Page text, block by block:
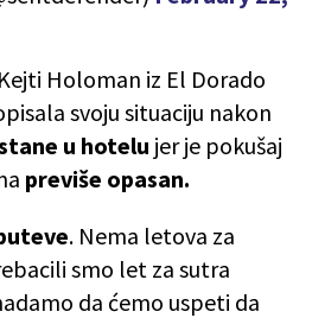
Holoman iz El Dorado
svoju situaciju nakon
u hotelu jer je pokušaj
previše opasan.
. Nema letova za
smo let za sutra
da ćemo uspeti da